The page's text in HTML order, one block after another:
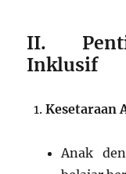
II.
Inklusif
Kesetaraan
Anak